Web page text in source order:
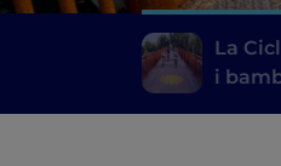
La
i